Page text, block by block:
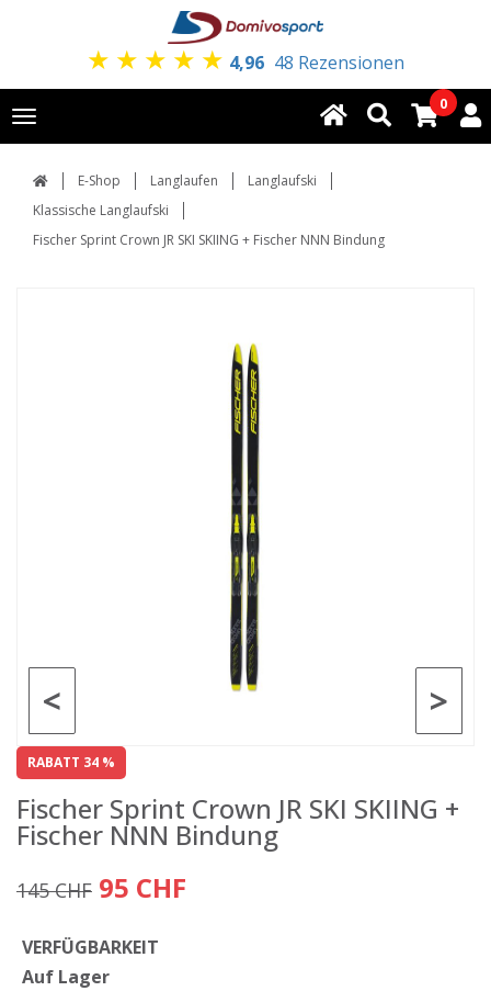
★ ★ ★ ★ ★ 4,96 48 Rezensionen
Toggle
navigation
0
E-Shop Langlaufen
Langlaufski
Klassische Langlaufski
Fischer Sprint Crown JR SKI SKIING + Fischer NNN Bindung
>
<
RABATT 34 %
Fischer Sprint Crown JR SKI SKIING +
Fischer NNN Bindung
145 CHF 95 CHF
VERFÜGBARKEIT
Auf Lager